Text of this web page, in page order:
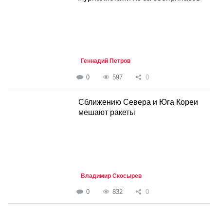
Геннадий Петров
0 597 0
Сближению Севера и Юга Кореи
мешают ракеты
Владимир Скосырев
0 832 0